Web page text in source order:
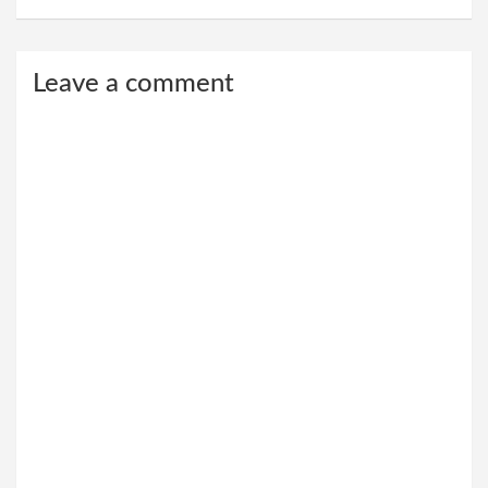
Leave a comment